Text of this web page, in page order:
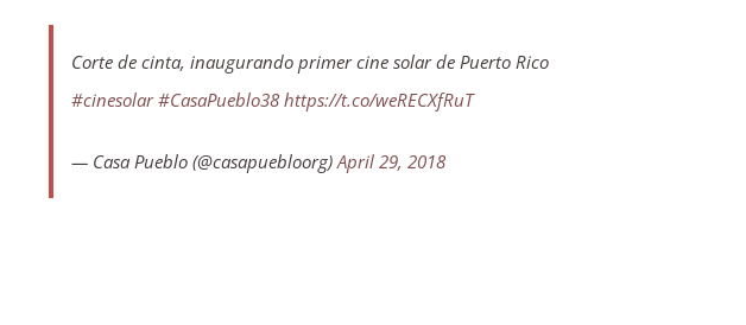
Corte de cinta, inaugurando primer cine solar de Puerto Rico
#cinesolar #CasaPueblo38 https://t.co/weRECXfRuT
— Casa Pueblo (@casapuebloorg)April 29, 2018